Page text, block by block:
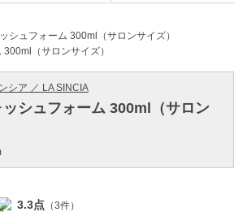
シュフォーム 300ml（サロンサイズ）
（サロンサイズ）
シア ／ LA SINCIA
ッシュフォーム 300ml（サロン
3.3点 （3件）